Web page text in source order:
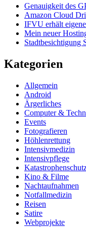
Genauigkeit des
Amazon Cloud
IFVU erhält
Mein neuer
Stadtbesichtigung
Kategorien
Allgemein
Android
Ärgerliches
Computer &
Events
Fotografieren
Höhlenrettung
Intensivmedizin
Intensivpflege
Kino & Filme
Nachtaufnahmen
Notfallmedizin
Reisen
Satire
Webprojekte